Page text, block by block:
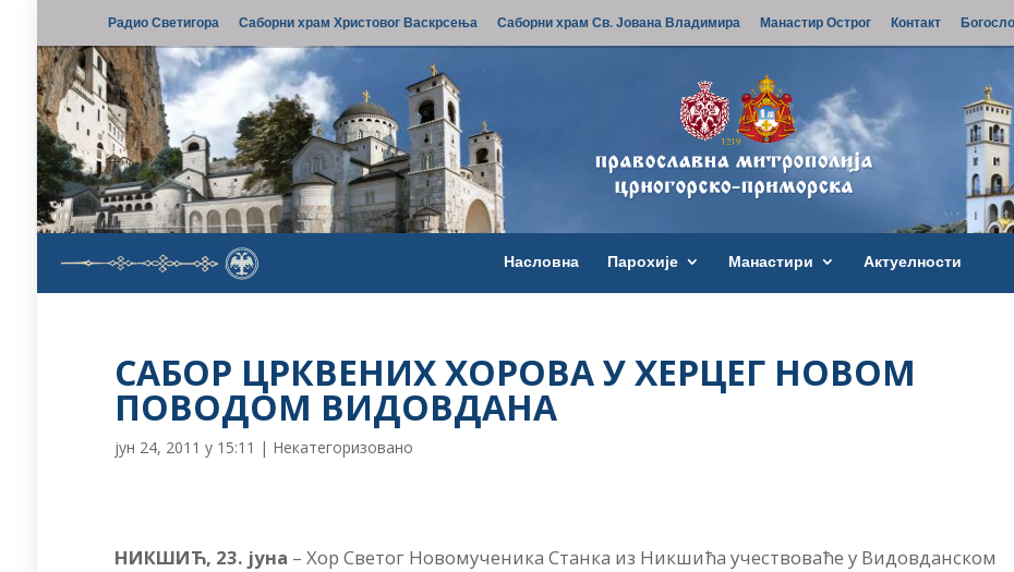
Радио Светигора Саборни храм Христовог Васкрсења Саборни храм Св. Јована Владимира Манастир Острог Контакт
Насловна Парохије Манастири Актуелности
САБОР ЦРКВЕНИХ ХОРОВА У ХЕРЦЕГ НОВОМ
ПОВОДОМ ВИДОВДАНА
јун 24, 2011 у 15:11 | Некатегоризовано
НИКШИЋ, 23. јуна – Хор Светог Новомученика Станка из Никшића учествоваће у Видовданском